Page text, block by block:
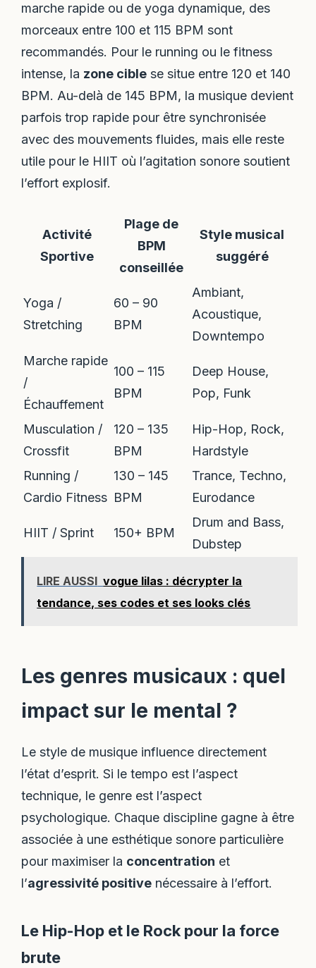
marche rapide ou de yoga dynamique, des
morceaux entre 100 et 115 BPM sont
recommandés. Pour le running ou le fitness
intense, la zone cible se situe entre 120 et 140
BPM. Au-delà de 145 BPM, la musique devient
parfois trop rapide pour être synchronisée
avec des mouvements fluides, mais elle reste
utile pour le HIIT où l’agitation sonore soutient
l’effort explosif.
Activité
Sportive
Plage de
BPM
conseillée
Style musical
suggéré
Yoga /
Stretching
60 – 90
BPM
Ambiant,
Acoustique,
Downtempo
Marche rapide
/
Échauffement
100 – 115
BPM
Deep House,
Pop, Funk
Musculation /
Crossfit
120 – 135
BPM
Hip-Hop, Rock,
Hardstyle
Running /
Cardio Fitness
130 – 145
BPM
Trance, Techno,
Eurodance
HIIT / Sprint 150+ BPM
Drum and Bass,
Dubstep
LIRE AUSSI vogue lilas : décrypter la
tendance, ses codes et ses looks clés
Les genres musicaux : quel
impact sur le mental ?
Le style de musique influence directement
l’état d’esprit. Si le tempo est l’aspect
technique, le genre est l’aspect
psychologique. Chaque discipline gagne à être
associée à une esthétique sonore particulière
pour maximiser la concentration et
l’agressivité positive nécessaire à l’effort.
Le Hip-Hop et le Rock pour la force
brute